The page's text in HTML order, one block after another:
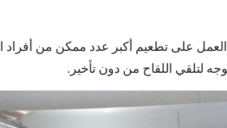
على تطعيم أكبر عدد ممكن من أفراد
لتلقي اللقاح من دون تأخير.